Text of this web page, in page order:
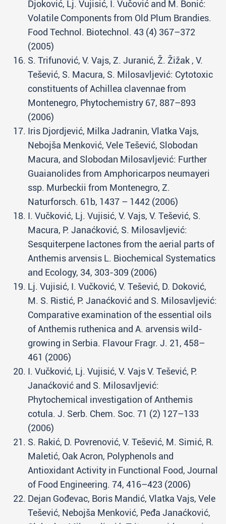
Djoković, Lj. Vujisić, I. Vučović and M. Bonić:
Volatile Components from Old Plum Brandies.
Food Technol. Biotechnol. 43 (4) 367–372
(2005)
S. Trifunović, V. Vajs, Z. Juranić, Ž. Žižak , V.
Tešević, S. Macura, S. Milosavljević: Cytotoxic
constituents of Achillea clavennae from
Montenegro, Phytochemistry 67, 887–893
(2006)
Iris Djordjević, Milka Jadranin, Vlatka Vajs,
Nebojša Menković, Vele Tešević, Slobodan
Macura, and Slobodan Milosavljević: Further
Guaianolides from Amphoricarpos neumayeri
ssp. Murbeckii from Montenegro, Z.
Naturforsch. 61b, 1437 – 1442 (2006)
I. Vučković, Lj. Vujisić, V. Vajs, V. Tešević, S.
Macura, P. Janaćković, S. Milosavljević:
Sesquiterpene lactones from the aerial parts of
Anthemis arvensis L. Biochemical Systematics
and Ecology, 34, 303-309 (2006)
Lj. Vujisić, I. Vučković, V. Tešević, D. Doković,
M. S. Ristić, P. Janaćković and S. Milosavljević:
Comparative examination of the essential oils
of Anthemis ruthenica and A. arvensis wild-
growing in Serbia. Flavour Fragr. J. 21, 458–
461 (2006)
I. Vučković, Lj. Vujisić, V. Vajs V. Tešević, P.
Janaćković and S. Milosavljević:
Phytochemical investigation of Anthemis
cotula. J. Serb. Chem. Soc. 71 (2) 127–133
(2006)
S. Rakić, D. Povrenović, V. Tešević, M. Simić, R.
Maletić, Oak Acron, Polyphenols and
Antioxidant Activity in Functional Food, Journal
of Food Engineering. 74, 416–423 (2006)
Dejan Gođevac, Boris Mandić, Vlatka Vajs, Vele
Tešević, Nebojša Menković, Peđa Janaćković,